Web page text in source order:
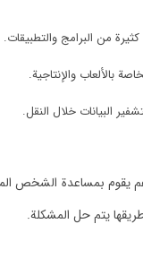
من البرامج والتطبيقات.
بالألعاب والإنتاجية.
البيانات خلال النقل.
بمساعدة الشخص
يتم حل المشكلة.